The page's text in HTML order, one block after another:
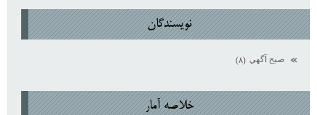
نويسندگان
صبح آگهي (۸)
خلاصه آمار